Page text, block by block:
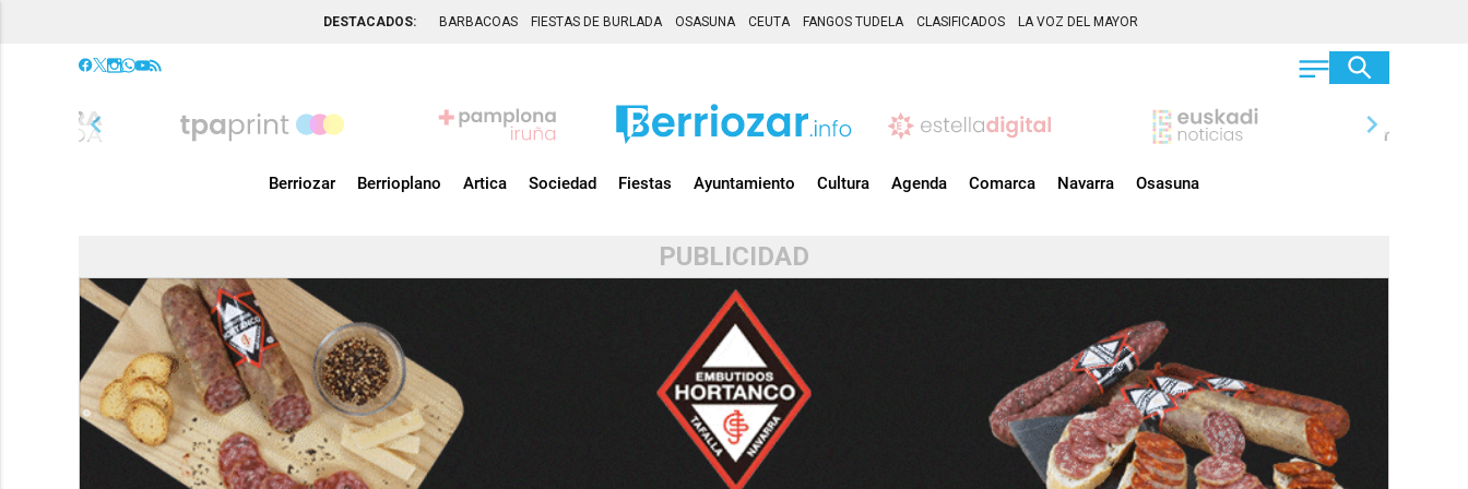
DESTACADOS: BARBACOAS FIESTAS DE BURLADA OSASUNA CEUTA FANGOS TUDELA CLASIFICADOS LA VOZ DEL MAYOR
chevron_left chevron_right
Berriozar Berrioplano Artica Sociedad Fiestas Ayuntamiento Cultura Agenda Comarca Navarra Osasuna
PUBLICIDAD